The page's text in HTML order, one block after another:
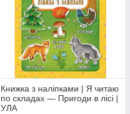
Книжка з наліпками | Я читаю
по складах — Пригоди в лісі |
УЛА